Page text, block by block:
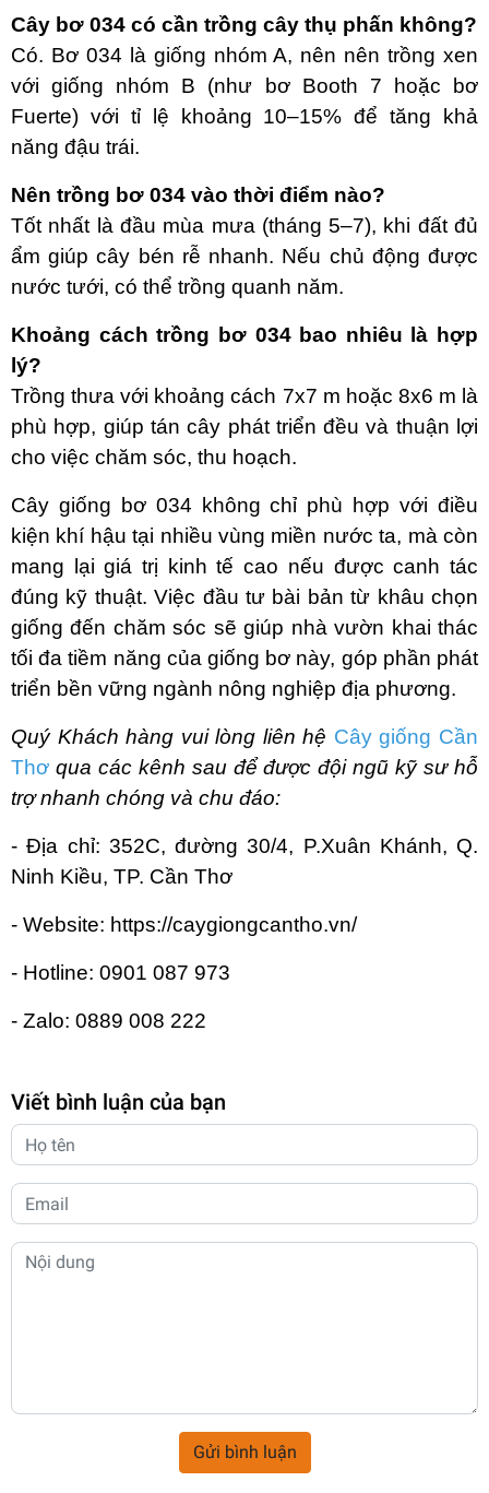
Cây bơ 034 có cần trồng cây thụ phấn không?
Có. Bơ 034 là giống nhóm A, nên nên trồng xen
với giống nhóm B (như bơ Booth 7 hoặc bơ
Fuerte) với tỉ lệ khoảng 10–15% để tăng khả
năng đậu trái.
Nên trồng bơ 034 vào thời điểm nào?
Tốt nhất là đầu mùa mưa (tháng 5–7), khi đất đủ
ẩm giúp cây bén rễ nhanh. Nếu chủ động được
nước tưới, có thể trồng quanh năm.
Khoảng cách trồng bơ 034 bao nhiêu là hợp
lý?
Trồng thưa với khoảng cách 7x7 m hoặc 8x6 m là
phù hợp, giúp tán cây phát triển đều và thuận lợi
cho việc chăm sóc, thu hoạch.
Cây giống bơ 034 không chỉ phù hợp với điều
kiện khí hậu tại nhiều vùng miền nước ta, mà còn
mang lại giá trị kinh tế cao nếu được canh tác
đúng kỹ thuật. Việc đầu tư bài bản từ khâu chọn
giống đến chăm sóc sẽ giúp nhà vườn khai thác
tối đa tiềm năng của giống bơ này, góp phần phát
triển bền vững ngành nông nghiệp địa phương.
Quý Khách hàng vui lòng liên hệ Cây giống Cần
Thơ qua các kênh sau để được đội ngũ kỹ sư hỗ
trợ nhanh chóng và chu đáo:
- Địa chỉ: 352C, đường 30/4, P.Xuân Khánh, Q.
Ninh Kiều, TP. Cần Thơ
- Website: https://caygiongcantho.vn/
- Hotline: 0901 087 973
- Zalo: 0889 008 222
Viết bình luận của bạn
Gửi bình luận